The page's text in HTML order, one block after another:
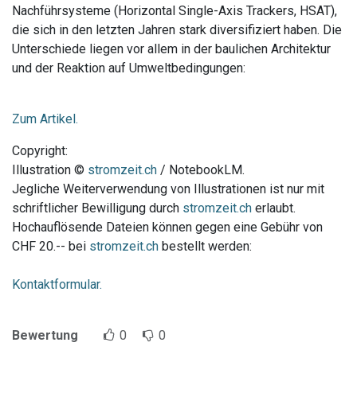
Nachführsysteme (Horizontal Single-Axis Trackers, HSAT),
die sich in den letzten Jahren stark diversifiziert haben. Die
Unterschiede liegen vor allem in der baulichen Architektur
und der Reaktion auf Umweltbedingungen:
Zum Artikel.
Copyright:
Illustration © stromzeit.ch / NotebookLM.
Jegliche Weiterverwendung von Illustrationen ist nur mit
schriftlicher Bewilligung durch stromzeit.ch erlaubt.
Hochauflösende Dateien können gegen eine Gebühr von
CHF 20.-- bei stromzeit.ch bestellt werden:
Kontaktformular.
Bewertung 0 0